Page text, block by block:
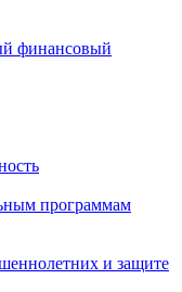
финансовый
программам
и защите